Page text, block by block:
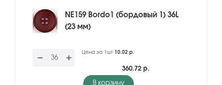
NE159 Bordo1 (бордовый 1) 36L
(23 мм)
Цена за 1шт 10.02 р.
360.72 р.
В корзину